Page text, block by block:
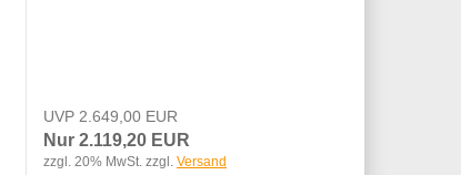
UVP 2.649,00 EUR
Nur 2.119,20 EUR
zzgl. 20% MwSt. zzgl. Versand